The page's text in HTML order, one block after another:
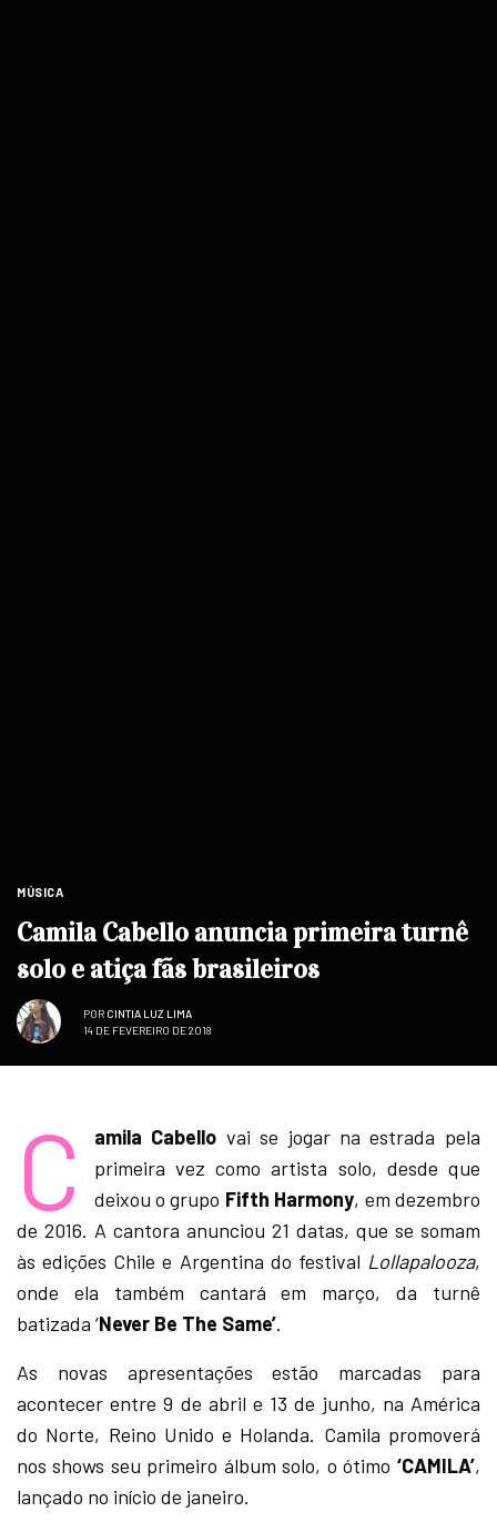
MÚSICA
Camila Cabello anuncia primeira turnê
solo e atiça fãs brasileiros
POR CINTIA LUZ LIMA
14 DE FEVEREIRO DE 2018
C amila Cabello vai se jogar na estrada pela
primeira vez como artista solo, desde que
deixou o grupo Fifth Harmony, em dezembro
de 2016. A cantora anunciou 21 datas, que se somam
às edições Chile e Argentina do festival Lollapalooza,
onde ela também cantará em março, da turnê
batizada ‘Never Be The Same’.
As novas apresentações estão marcadas para
acontecer entre 9 de abril e 13 de junho, na América
do Norte, Reino Unido e Holanda. Camila promoverá
nos shows seu primeiro álbum solo, o ótimo ‘CAMILA’,
lançado no início de janeiro.